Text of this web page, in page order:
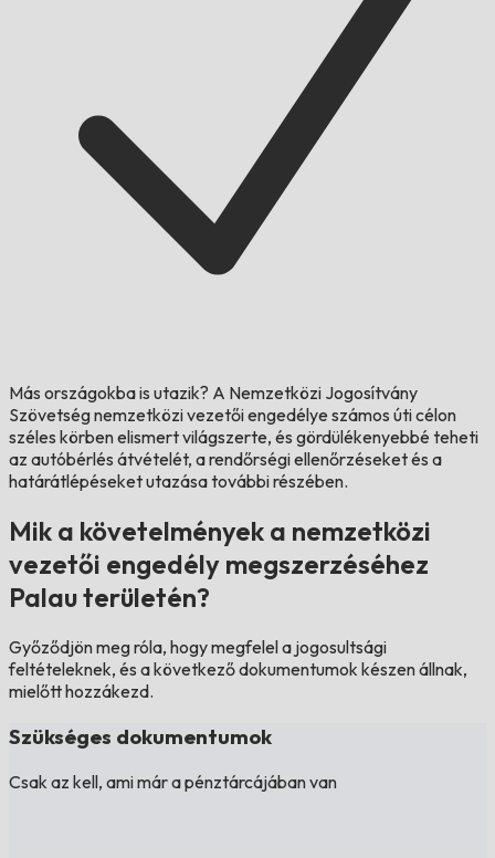
Más országokba is utazik? A Nemzetközi Jogosítvány
Szövetség nemzetközi vezetői engedélye számos úti célon
széles körben elismert világszerte, és gördülékenyebbé teheti
az autóbérlés átvételét, a rendőrségi ellenőrzéseket és a
határátlépéseket utazása további részében.
Mik a követelmények a nemzetközi
vezetői engedély megszerzéséhez
Palau területén?
Győződjön meg róla, hogy megfelel a jogosultsági
feltételeknek, és a következő dokumentumok készen állnak,
mielőtt hozzákezd.
Szükséges dokumentumok
Csak az kell, ami már a pénztárcájában van